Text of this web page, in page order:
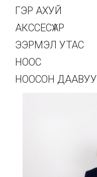
ГЭР АХУЙ
АКССЕСҮАР
ЭЭРМЭЛ УТАС
НООС
НООСОН ДААВУУ